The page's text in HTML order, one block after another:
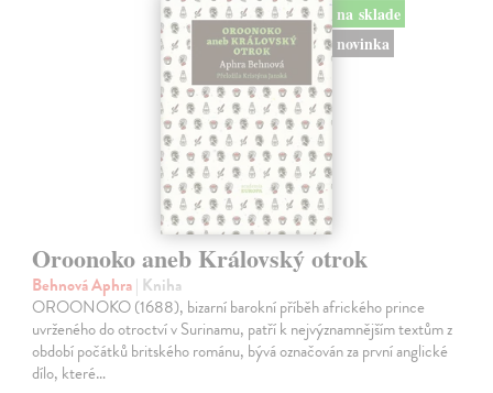
na sklade
novinka
Oroonoko aneb Královský otrok
Behnová Aphra| Kniha
OROONOKO (1688), bizarní barokní příběh afrického prince
uvrženého do otroctví v Surinamu, patří k nejvýznamnějším textům z
období počátků britského románu, bývá označován za první anglické
dílo, které…